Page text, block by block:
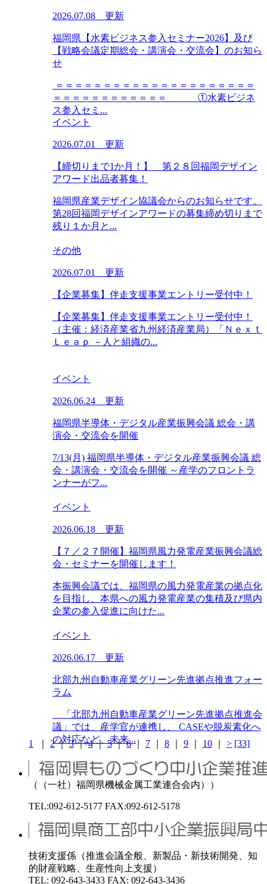
2026.07.08 更新
福岡県【水素ビジネス参入セミナー2026】及び
【戦略会議定期総会・講演会・交流会】のお知ら
せ
＝＝＝＝＝＝＝＝＝＝＝＝＝＝＝＝＝＝＝＝＝
＝＝＝＝＝＝＝＝＝＝＝＝ ①水素ビジネ
ス参入セミ...
イベント
2026.07.01 更新
【締切りまで1か月！】 第２８回福岡デザイン
アワード出品者募集！
福岡県産業デザイン協議会からのお知らせです。
第28回福岡デザインアワードの募集締め切りまで
残り１か月と...
その他
2026.07.01 更新
【企業募集】伴走支援事業エントリー受付中！
【企業募集】伴走支援事業エントリー受付中！
（主催：経済産業省九州経済産業局）「Ｎｅｘｔ
Ｌｅａｐ －人と組織の...
イベント
2026.06.24 更新
福岡県半導体・デジタル産業振興会議 総会・講
演会・交流会を開催
7/13(月) 福岡県半導体・デジタル産業振興会議 総
会・講演会・交流会を開催 ～産学のフロントラ
ンナーがフ...
イベント
2026.06.18 更新
【７／２７開催】福岡県風力発電産業振興会議総
会・セミナーを開催します！
本振興会議では、福岡県の風力発電産業の拠点化
を目指し、本県への風力発電産業の集積及び県内
企業の参入促進に向けた...
イベント
2026.06.17 更新
北部九州自動車産業グリーン先進拠点推進フォー
ラム
「北部九州自動車産業グリーン先進拠点推進会
議」では、産学官が連携し、 CASEや脱炭素化へ
の対応など、未来...
1 2｜3｜4｜5｜6｜ 7 8 9 10 > [33]
（（一社）福岡県機械金属工業連合会内））
TEL:092-612-5177 FAX:092-612-5178
技術支援係（推進会議全般、新製品・新技術開発、知
的財産戦略、生産性向上支援）
TEL: 092-643-3433 FAX: 092-643-3436